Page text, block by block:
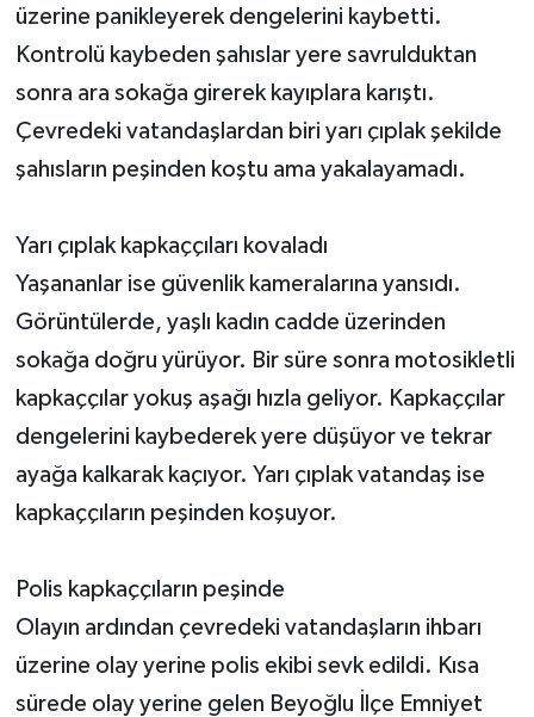
üzerine panikleyerek dengelerini kaybetti.
Kontrolü kaybeden şahıslar yere savrulduktan
sonra ara sokağa girerek kayıplara karıştı.
Çevredeki vatandaşlardan biri yarı çıplak şekilde
şahısların peşinden koştu ama yakalayamadı.
Yarı çıplak kapkaççıları kovaladı
Yaşananlar ise güvenlik kameralarına yansıdı.
Görüntülerde, yaşlı kadın cadde üzerinden
sokağa doğru yürüyor. Bir süre sonra motosikletli
kapkaççılar yokuş aşağı hızla geliyor. Kapkaççılar
dengelerini kaybederek yere düşüyor ve tekrar
ayağa kalkarak kaçıyor. Yarı çıplak vatandaş ise
kapkaççıların peşinden koşuyor.
Polis kapkaççıların peşinde
Olayın ardından çevredeki vatandaşların ihbarı
üzerine olay yerine polis ekibi sevk edildi. Kısa
sürede olay yerine gelen Beyoğlu İlçe Emniyet